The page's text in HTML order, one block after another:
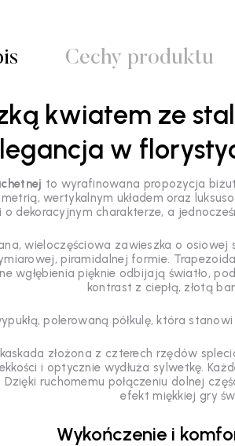
Cechy produktu
kwiatem ze
w
to wyrafinowana propozycja
wertykalnym układem oraz
dekoracyjnym charakterze, a
wieloczęściowa zawieszka o
piramidalnej formie.
wgłębienia pięknie odbijają światło,
kontrast z ciepłą, złotą
polerowaną półkulę, która
złożona z czterech rzędów
i optycznie wydłuża sylwetkę.
ruchomemu połączeniu dolnej
efekt miękkiej gry
Wykończenie i